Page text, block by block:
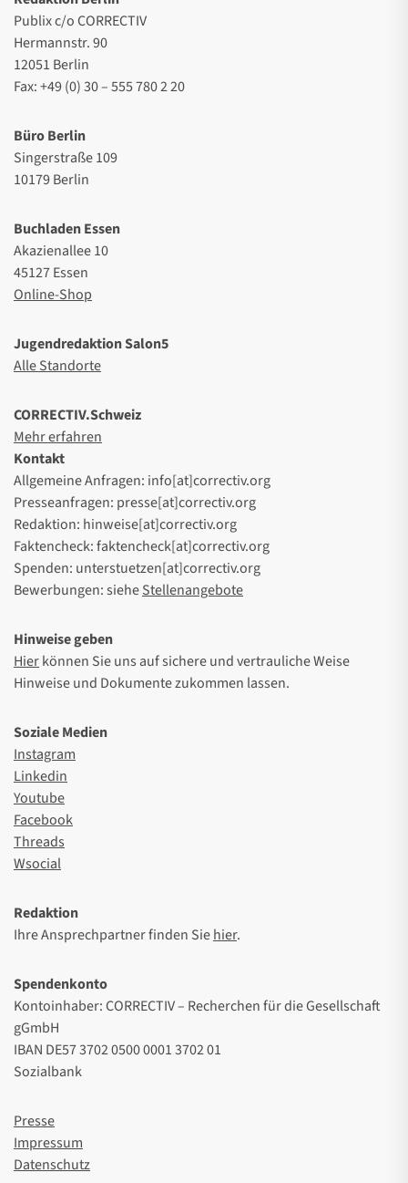
Publix c/o CORRECTIV
Hermannstr. 90
12051 Berlin
Fax: +49 (0) 30 – 555 780 2 20
Büro Berlin
Singerstraße 109
10179 Berlin
Buchladen Essen
Akazienallee 10
45127 Essen
Online-Shop
Jugendredaktion Salon5
Alle Standorte
CORRECTIV.Schweiz
Mehr erfahren
Kontakt
Allgemeine Anfragen: info[at]correctiv.org
Presseanfragen: presse[at]correctiv.org
Redaktion: hinweise[at]correctiv.org
Faktencheck: faktencheck[at]correctiv.org
Spenden: unterstuetzen[at]correctiv.org
Bewerbungen: sieheStellenangebote
Hinweise geben
Hierkönnen Sie uns auf sichere und vertrauliche Weise
Hinweise und Dokumente zukommen lassen.
Soziale Medien
Instagram
Linkedin
Youtube
Facebook
Threads
Wsocial
Redaktion
Ihre Ansprechpartner finden Siehier.
Spendenkonto
Kontoinhaber: CORRECTIV – Recherchen für die Gesellschaft
gGmbH
IBAN DE57 3702 0500 0001 3702 01
Sozialbank
Presse
Impressum
Datenschutz